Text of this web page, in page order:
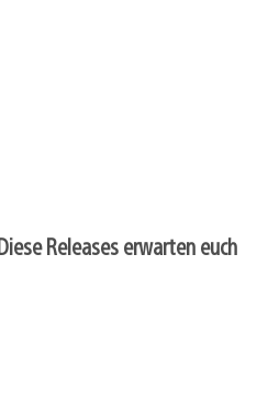
Releases erwarten euch